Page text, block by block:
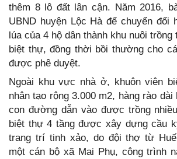
thêm 8 lô đất lân cận. Năm 2016,
UBND huyện Lộc Hà để chuyển đổi
lúa của 4 hộ dân thành khu nuôi
biệt thự, đồng thời bồi thường cho
được phê duyệt.
Ngoài khu vực nhà ở, khuôn viên
nhân tạo rộng 3.000 m2, hàng rào
con đường dẫn vào được trồng
biệt thự 4 tầng được xây dựng cầu
trang trí tinh xảo, do đội thợ từ
một cán bộ xã Mai Phụ, công trình